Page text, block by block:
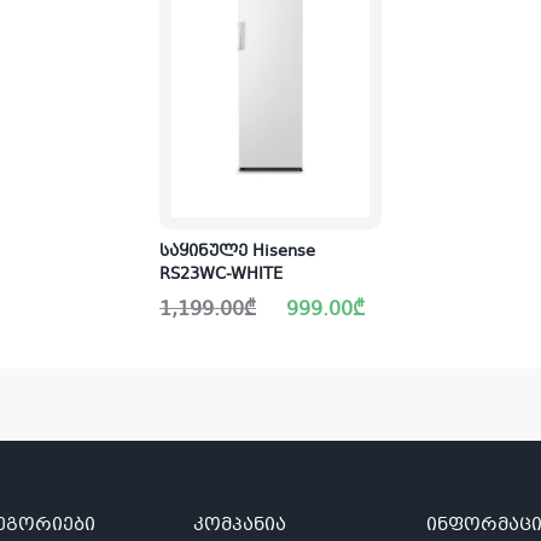
საყინულე Hisense
RS23WC-WHITE
1,199.00₾
Original
price
999.00₾
Current
price
კომპანია